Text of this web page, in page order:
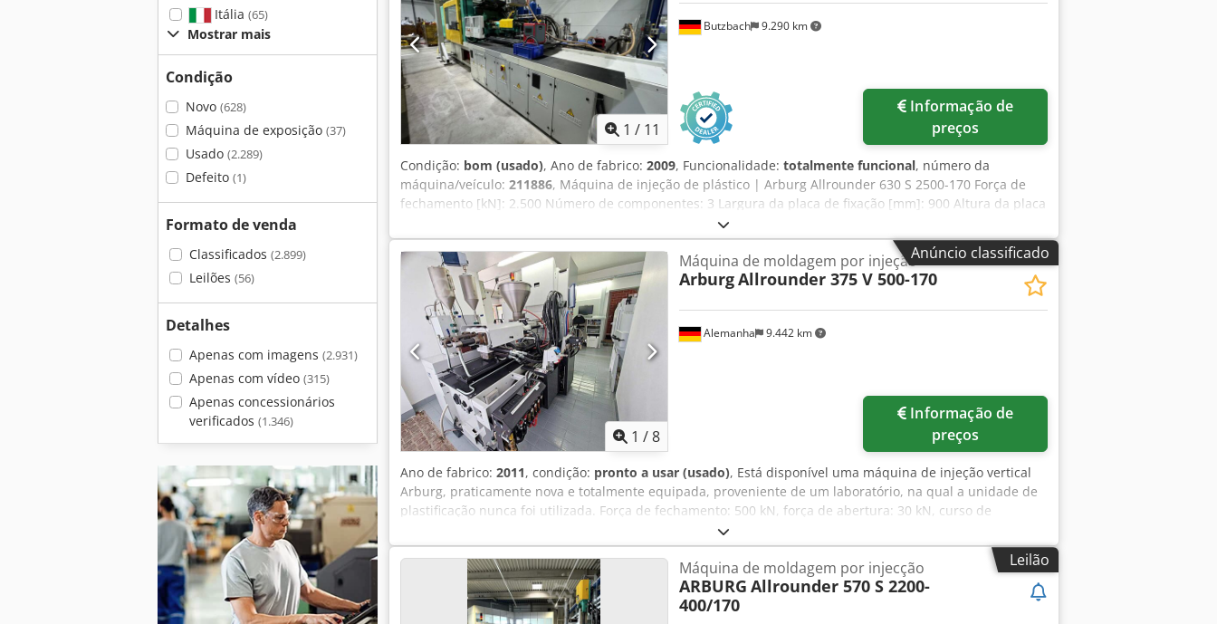
Itália (65)
Mostrar mais
Condição
Novo (628)
Máquina de exposição (37)
Usado (2.289)
Defeito (1)
Formato de venda
Classificados (2.899)
Leilões (56)
Detalhes
Apenas com imagens (2.931)
Apenas com vídeo (315)
Apenas concessionários
verificados (1.346)
1 / 11
Butzbach 9.290 km
preços
Condição: bom (usado), Ano de fabrico: 2009, Funcionalidade: totalmente funcional, número da
máquina/veículo: 211886, Máquina de injeção de plástico | Arburg Allrounder 630 S 2500-170 Força de
fechamento [kN]: 2.500 Número de componentes: 3 Largura da placa de fixação [mm]: 900 Altura da placa
de fixação [mm]: 900 Distância livre entre colunas horizontal [mm]: 630 Distância livre entre colunas
vertical [mm]: 630 Diâmetro do anel centralizador [mm]: 160 Altura mínima de instalação [mm]: 400
Altura máxima de instalação [mm]: 700 Curso máximo de abertura [mm]: 600 Curso máximo do ejetor
[mm]: 225 Rosca [M]: 24 Tipo de mesa rotativa: mesa giratória Diâmetro da mesa giratória [mm]: 900
Rosca da mesa giratória [M]: 20 Peso máximo do molde [kg]: 2.500 Peso máximo do molde lado móvel [kg]:
2.500 Diâmetro do huso [mm]: EE1:30, EE2:25, EE3:25 Peso máximo de injeção [g] PS: EE1:83, EE2:59,
EE3:58 Configuração do conjunto injetor: EE1: horizontal, EE2: vertical, EE3: em L Equipamento: extração
de núcleo dupla, robô Visita possível a qualquer momento mediante acordo prévio. Credpfx Ahjyf Ha
Hoiof Livre carregamento em caminhão (Butzbach). #Tags: ARBURG | Multi 3K | 630S
Anúncio classificado
1 /8
Alemanha 9.442 km
Máquina de moldagem por injeção
ArburgAllrounder 375 V 500-170
preços
Ano de fabrico: 2011, condição: pronto a usar (usado), Está disponível uma máquina de injeção vertical
Arburg, praticamente nova e totalmente equipada, proveniente de um laboratório, na qual a unidade de
plastificação nunca foi utilizada. Força de fechamento: 500 kN, força de abertura: 30 kN, curso de
abertura: 250 mm, força do ejetor: 30 kN, curso do ejetor: 70 mm, diâmetro do fuso: 25 mm/30 mm/35
mm, força de encosto do bico: 50 kN, curso de recuo do bico: 210 mm, potência de aquecimento: 9 kW,
zonas de aquecimento: 5, volume do depósito de granulado: 25 l, nível tecnológico: T2, diâmetro da mesa
rotativa: 900 mm. Dimensões da máquina (C/L/A): aprox. 3400 mm/2050 mm/3500 mm, peso: aprox. 4200
kg, horas de funcionamento: 9201 h, ciclos da máquina: aprox. 120 mil. A máquina foi usada apenas para
Leilão
Máquina de moldagem por injecção
ARBURG Allrounder 570 S 2200-
400/170